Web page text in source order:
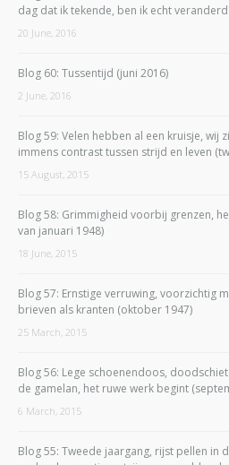
dag dat ik tekende, ben ik echt
20 June, 2016
Blog 60: Tussentijd (juni 2016)
2 June, 2016
Blog 59: Velen hebben al een kruisje, wij
immens contrast tussen strijd en leven
15 August, 2015
Blog 58: Grimmigheid voorbij grenzen,
van januari 1948)
18 June, 2015
Blog 57: Ernstige verruwing, voorzichtig
brieven als kranten (oktober 1947)
25 March, 2015
Blog 56: Lege schoenendoos,
de gamelan, het ruwe werk begint
6 March, 2015
Blog 55: Tweede jaargang, rijst pellen in